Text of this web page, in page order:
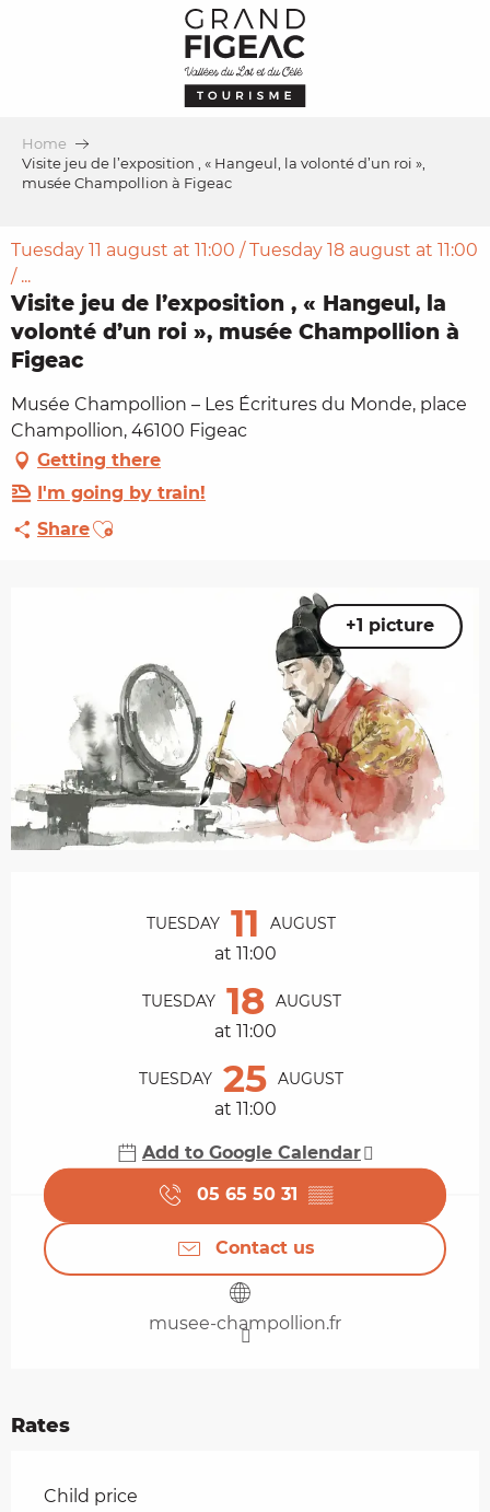
Home
Visite jeu de l’exposition , « Hangeul, la volonté d’un roi »,
musée Champollion à Figeac
Tuesday 11 august at 11:00 / Tuesday 18 august at 11:00
/ ...
Visite jeu de l’exposition , « Hangeul, la
volonté d’un roi », musée Champollion à
Figeac
Musée Champollion – Les Écritures du Monde, place
Champollion, 46100 Figeac
Getting there
I'm going by train!
ShareAjouter aux favoris
+1 picture
TUESDAY 11 AUGUST
at 11:00
TUESDAY 18 AUGUST
at 11:00
TUESDAY 25 AUGUST
at 11:00
Add to Google Calendar
05 65 50 31 ▒▒
Contact us
musee-champollion.fr
Rates
Rates 2026
Child price